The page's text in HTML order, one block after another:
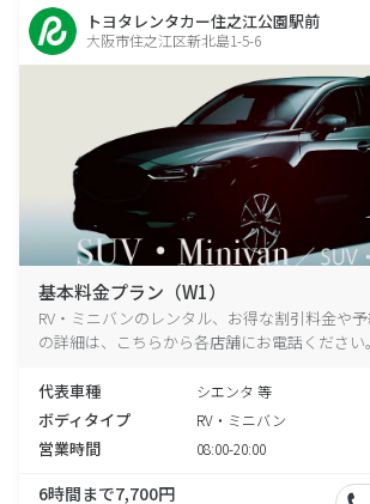
トヨタレンタカー住之江公園駅前
大阪市住之江区新北島1-5-6
基本料金プラン（W1）
RV・ミニバンのレンタル、お得な割引料金や
の詳細は、こちらから各店舗にお電話ください。
代表車種 シエンタ 等
ボディタイプ RV・ミニバン
営業時間 08:00-20:00
6時間まで7,700円